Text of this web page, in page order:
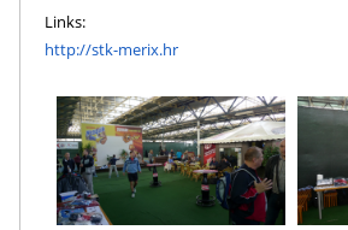
Links:
http://stk-merix.hr